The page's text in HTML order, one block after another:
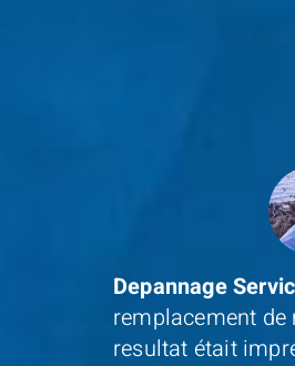
Depannage
remplacement de
resultat était